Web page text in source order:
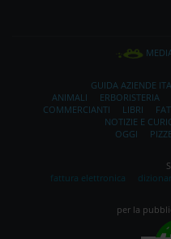
GUIDA AZIENDE
ANIMALI
ERBORISTERIA
COMMERCIANTI
LIBRI
NOTIZIE E
OGGI
fattura elettronica
per la